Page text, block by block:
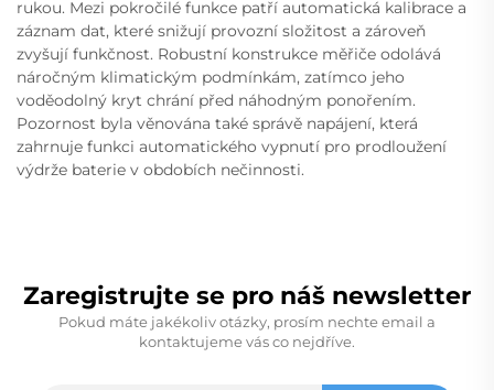
rukou. Mezi pokročilé funkce patří automatická kalibrace a
záznam dat, které snižují provozní složitost a zároveň
zvyšují funkčnost. Robustní konstrukce měřiče odolává
náročným klimatickým podmínkám, zatímco jeho
voděodolný kryt chrání před náhodným ponořením.
Pozornost byla věnována také správě napájení, která
zahrnuje funkci automatického vypnutí pro prodloužení
výdrže baterie v obdobích nečinnosti.
Zaregistrujte se pro náš newsletter
Pokud máte jakékoliv otázky, prosím nechte email a
kontaktujeme vás co nejdříve.